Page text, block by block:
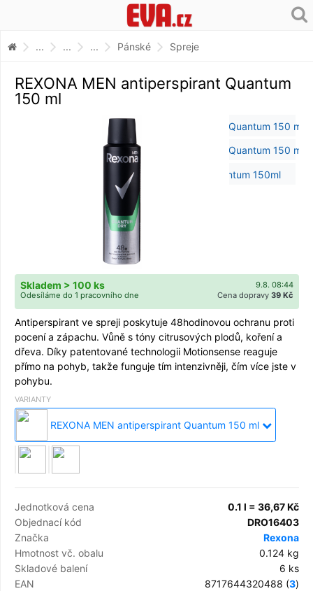
... ... ... Pánské Spreje
REXONA MEN antiperspirant Quantum
150 ml
9.8. 08:44
Skladem > 100 ks
Cena dopravy 39 Kč
Odesíláme do 1 pracovního dne
Antiperspirant ve spreji poskytuje 48hodinovou ochranu proti
pocení a zápachu. Vůně s tóny citrusových plodů, koření a
dřeva. Díky patentované technologii Motionsense reaguje
přímo na pohyb, takže funguje tím intenzivněji, čím více jste v
pohybu.
VARIANTY
REXONA MEN antiperspirant Quantum 150 ml
Jednotková cena
0.1 l = 36,67 Kč
Objednací kód
DRO16403
Značka
Rexona
Hmotnost vč. obalu
0.124 kg
Skladové balení
6 ks
EAN
8717644320488 (3)